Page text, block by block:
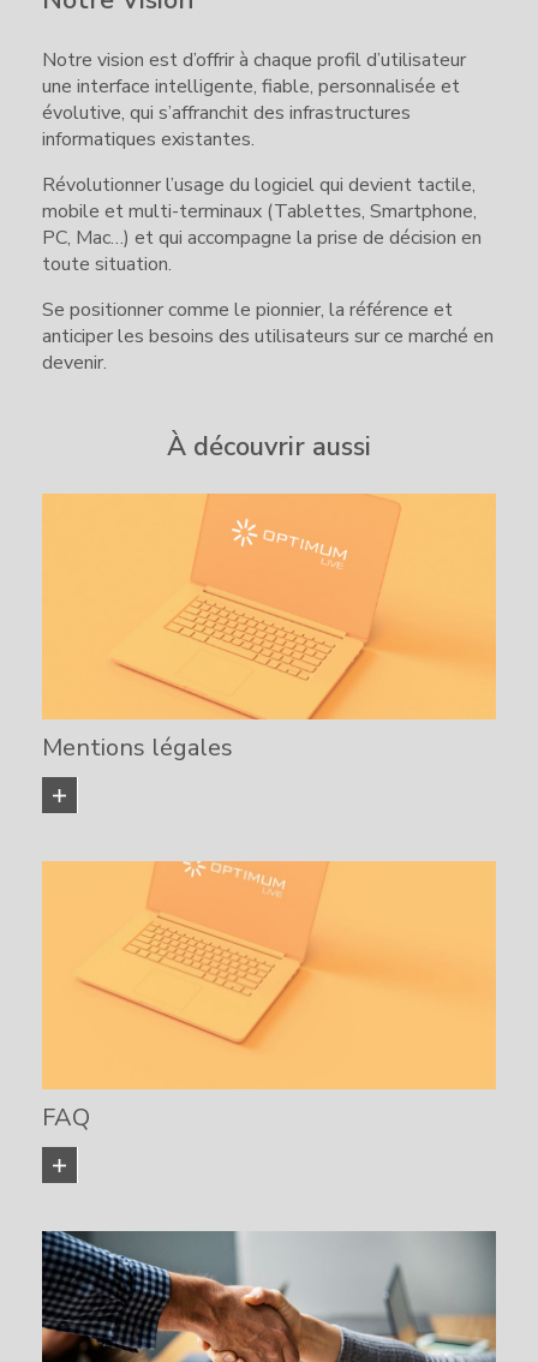
Notre vision est d’offrir à chaque profil d’utilisateur
une interface intelligente, fiable, personnalisée et
évolutive, qui s’affranchit des infrastructures
informatiques existantes.
Révolutionner l’usage du logiciel qui devient tactile,
mobile et multi-terminaux (Tablettes, Smartphone,
PC, Mac…) et qui accompagne la prise de décision en
toute situation.
Se positionner comme le pionnier, la référence et
anticiper les besoins des utilisateurs sur ce marché en
devenir.
À découvrir aussi
Mentions légales
FAQ